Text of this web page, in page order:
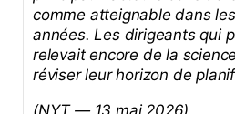
comme atteignable dans
années. Les dirigeants qui
relevait encore de la
réviser leur horizon de